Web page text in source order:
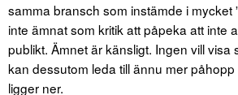
samma bransch som instämde i mycket
inte ämnat som kritik att påpeka att inte
publikt. Ämnet är känsligt. Ingen vill visa
kan dessutom leda till ännu mer
ligger ner.